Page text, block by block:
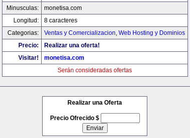
Minusculas:
monetisa.com
Longitud:
8 caracteres
Categorias:
Ventas y Comercializacion, Web Hosting y Dominios
Precio:
Realizar una oferta!
Visitar!
monetisa.com
Serán consideradas ofertas
Realizar una Oferta
Precio Ofrecido $